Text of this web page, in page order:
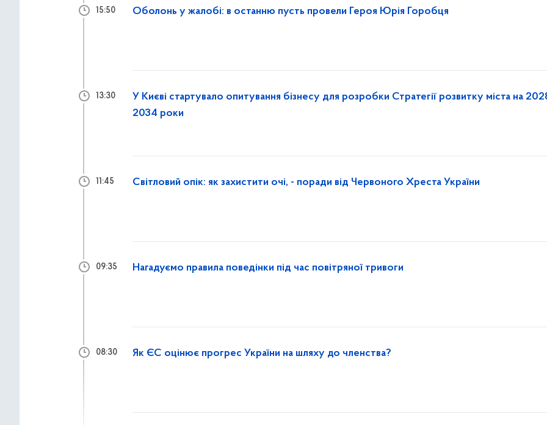
Оболонь у жалобі: в останню пусть провели Героя Юрія Горобця
15:50
У Києві стартувало опитування бізнесу для розробки Стратегії розвитку міста на
2034 роки
13:30
Світловий опік: як захистити очі, - поради від Червоного Хреста України
11:45
Нагадуємо правила поведінки під час повітряної тривоги
09:35
Як ЄС оцінює прогрес України на шляху до членства?
08:30